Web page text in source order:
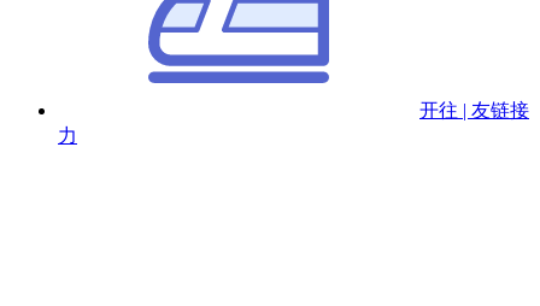
开往 | 友链接
力